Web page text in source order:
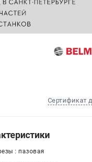
Сертификат
: пазовая